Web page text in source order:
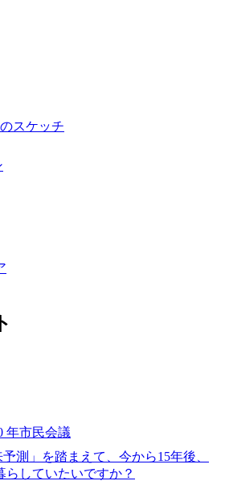
スケッチ
年市民会議
予測」を踏まえて、今から15年後、
らしていたいですか？